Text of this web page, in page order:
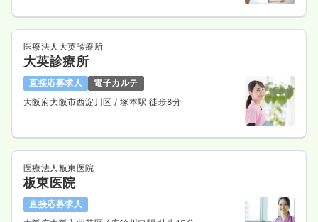
2交代（常勤）
給与 28.2〜31.2万円/月 賞与4ヶ月
※一例
時間 8:50～17:20（休憩60分）
気になる 詳細を見る
日勤のみ（パート）
医療法人大英診療所
大英診療所
直接応募求人
電子カルテ
大阪府大阪市西淀川区 / 塚本駅 徒歩8分
医療法人板東医院
板東医院
直接応募求人